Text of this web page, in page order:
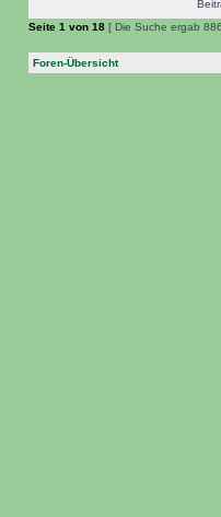
Seite 1 von 18 [ Die Suche ergab
Foren-Übersicht